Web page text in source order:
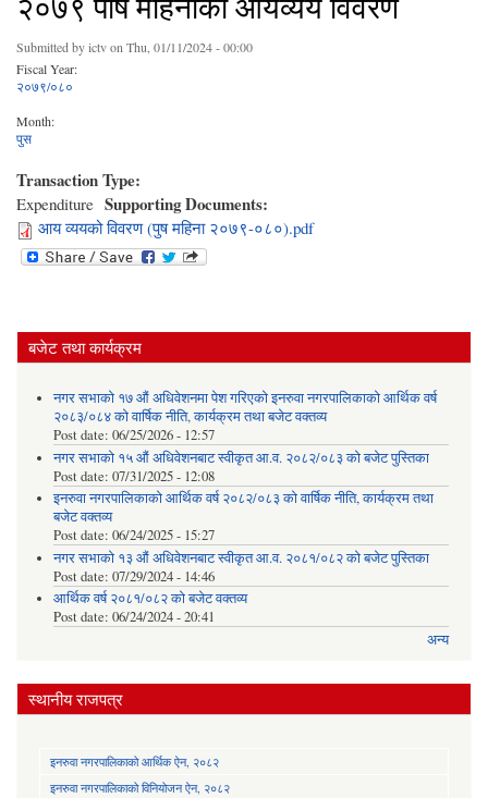
Submitted byictvon Thu, 01/11/2024 - 00:00
Fiscal Year:
२०७९/०८०
Month:
पुस
Transaction Type:
Expenditure Supporting Documents:
आय व्ययको विवरण (पुष महिना २०७९-०८०).pdf
बजेट तथा कार्यक्रम
नगर सभाको १७ औं अधिवेशनमा पेश गरिएको इनरुवा नगरपालिकाको आर्थिक वर्ष
२०८३/०८४ को वार्षिक नीति, कार्यक्रम तथा बजेट वक्तव्य
Post date: 06/25/2026 - 12:57
नगर सभाको १५ औं अधिवेशनबाट स्वीकृत आ.व. २०८२/०८३ को बजेट पुस्तिका
Post date: 07/31/2025 - 12:08
इनरुवा नगरपालिकाको आर्थिक वर्ष २०८२/०८३ को वार्षिक नीति, कार्यक्रम तथा
बजेट वक्तव्य
Post date: 06/24/2025 - 15:27
नगर सभाको १३ औं अधिवेशनबाट स्वीकृत आ.व. २०८१/०८२ को बजेट पुस्तिका
Post date: 07/29/2024 - 14:46
आर्थिक वर्ष २०८१/०८२ को बजेट वक्तव्य
Post date: 06/24/2024 - 20:41
अन्य
स्थानीय राजपत्र
इनरुवा नगरपालिकाको आर्थिक ऐन, २०८२
इनरुवा नगरपालिकाको विनियोजन ऐन, २०८२